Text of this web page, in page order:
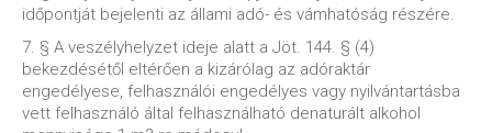
időpontját bejelenti az állami adó- és vámhatóság részére.
7. § A veszélyhelyzet ideje alatt a Jöt. 144. § (4)
bekezdésétől eltérően a kizárólag az adóraktár
engedélyese, felhasználói engedélyes vagy nyilvántartásba
vett felhasználó által felhasználható denaturált alkohol